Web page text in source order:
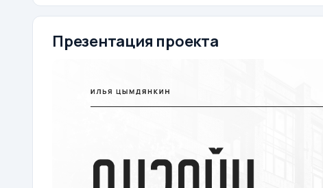
Презентация проекта